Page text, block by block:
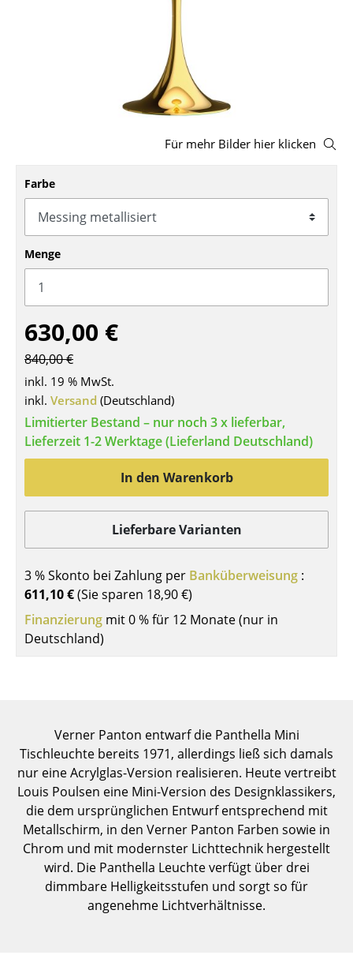
Schaukelstühle
Bürodrehstühle
Bürosessel
Einzelteile
... alle Sitzmöbel
Tische
Esstische
Beistelltische
Schreibtische
Sekretäre & PC-Tische
Stehtische & Stehpulte
Kindertische
... alle Tische
Aufbewahren
Regale & Schränke
Bücherregale
Wandregale
Sideboards & Kommoden
Für mehr Bilder hier klicken
Farbe
Menge
630,00 €
840,00 €
inkl. 19 % MwSt.
inkl. Versand (Deutschland)
Limitierter Bestand – nur noch 3 x lieferbar,
Lieferzeit 1-2 Werktage (Lieferland Deutschland)
In den Warenkorb
Lieferbare Varianten
3 % Skonto bei Zahlung per Banküberweisung :
611,10 €(Sie sparen 18,90 €)
Finanzierung mit 0 % für 12 Monate (nur in
Deutschland)
Verner Panton entwarf die Panthella Mini
Tischleuchte bereits 1971, allerdings ließ sich damals
nur eine Acrylglas-Version realisieren. Heute vertreibt
Louis Poulsen eine Mini-Version des Designklassikers,
die dem ursprünglichen Entwurf entsprechend mit
Metallschirm, in den Verner Panton Farben sowie in
Chrom und mit modernster Lichttechnik hergestellt
wird. Die Panthella Leuchte verfügt über drei
dimmbare Helligkeitsstufen und sorgt so für
angenehme Lichtverhältnisse.